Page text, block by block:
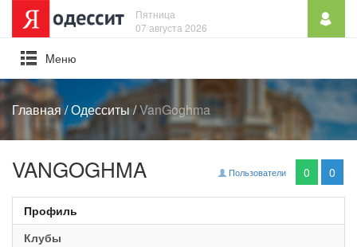
Пятница
07 августа 2026
Mеню
Главная/Одесситы/VanGoghma
Пользователи 0 0
VANGOGHMA
Профиль
Клубы